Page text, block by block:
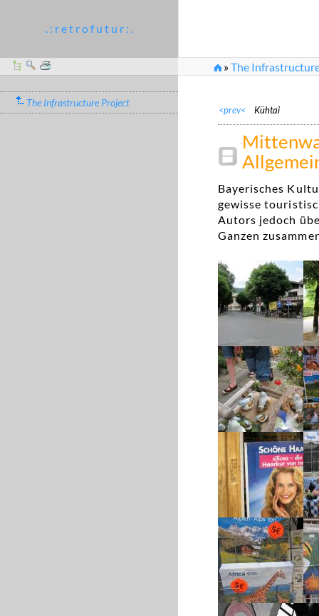
. : r e t r o f u t u r : .
»The
The Infrastructure Project
<prev< Kühtai
Bayerisches
gewisse
Autors jedoch
Ganzen
Mittenwald - Zentrale
Kreuzung
Vögel im Nest
(Dekorationstücke
Keramik, bemalt)
Produktinformation für
Haarkuren (Silicea, zur
Äusseren Anwendung)
Alpen - Alps 2011 ---